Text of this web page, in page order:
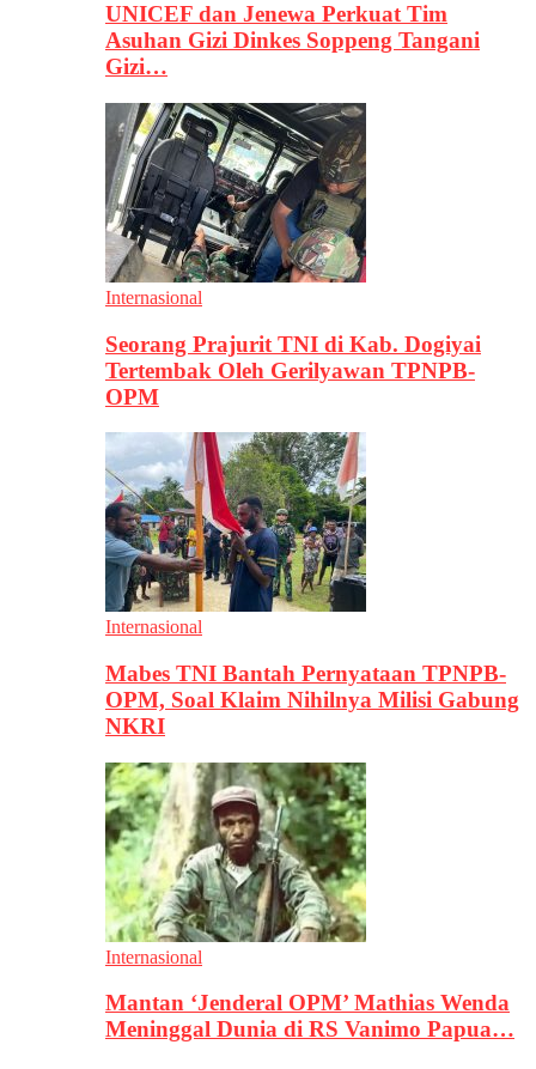
UNICEF dan Jenewa Perkuat Tim
Asuhan Gizi Dinkes Soppeng Tangani
Gizi…
Internasional
Seorang Prajurit TNI di Kab. Dogiyai
Tertembak Oleh Gerilyawan TPNPB-
OPM
Internasional
Mabes TNI Bantah Pernyataan TPNPB-
OPM, Soal Klaim Nihilnya Milisi Gabung
NKRI
Internasional
Mantan ‘Jenderal OPM’ Mathias Wenda
Meninggal Dunia di RS Vanimo Papua…